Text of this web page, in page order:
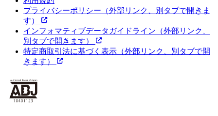
プライバシーポリシー （外部リンク、別タブで開きま
す）
インフォマティブデータガイドライン （外部リンク、
別タブで開きます）
特定商取引法に基づく表示 （外部リンク、別タブで開
きます）